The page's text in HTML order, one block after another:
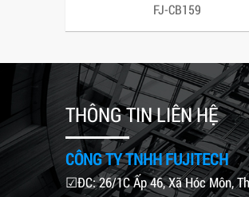
FJ-CB159
THÔNG TIN LIÊN HỆ
CÔNG TY TNHH FUJITECH
☑ĐC: 26/1C Ấp 46, Xã Hóc Môn,